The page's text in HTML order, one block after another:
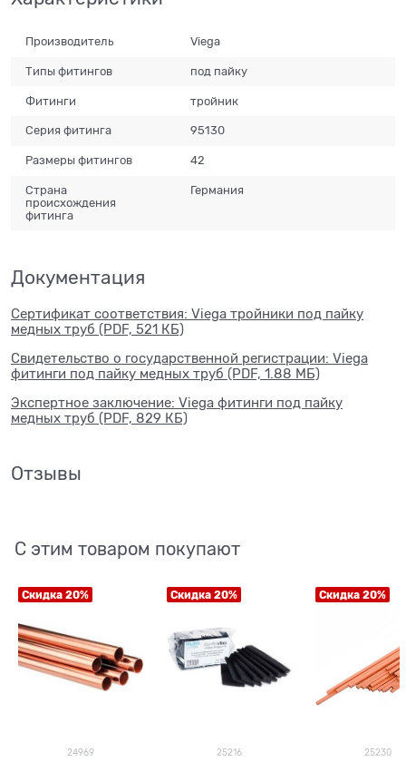
Производитель Viega
Типы фитингов под пайку
Фитинги тройник
Серия фитинга 95130
Размеры фитингов 42
Страна
происхождения
фитинга
Германия
Документация
Сертификат соответствия: Viega тройники под пайку
медных труб (PDF, 521 КБ)
Свидетельство о государственной регистрации: Viega
фитинги под пайку медных труб (PDF, 1.88 МБ)
Экспертное заключение: Viega фитинги под пайку
медных труб (PDF, 829 КБ)
Отзывы
С этим товаром покупают
Скидка 20%
24969
Скидка 20%
25216
Скидка 20%
25230